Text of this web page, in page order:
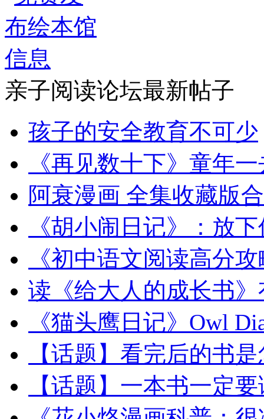
亲子阅读论坛最新帖子
孩子的安全教育不可少
《再见数十下》童年
阿衰漫画 全集收藏版
《胡小闹日记》：放
《初中语文阅读高分
读《给大人的成长书》
《猫头鹰日记》Owl
【话题】看完后的书
【话题】一本书一定